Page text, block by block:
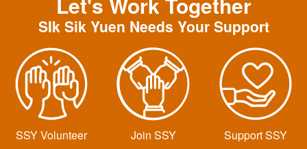
SIk Sik Yuen Needs Your Support
SSY Volunteer Join SSY Support SSY